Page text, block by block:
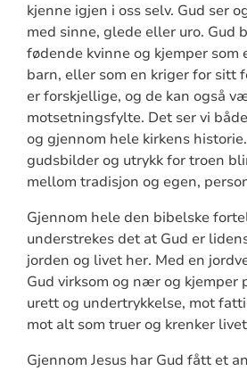
kjenne igjen i oss selv. Gud ser
med sinne, glede eller uro. Gud
fødende kvinne og kjemper som
barn, eller som en kriger for sitt
er forskjellige, og de kan også
motsetningsfylte. Det ser vi
og gjennom hele kirkens
gudsbilder og utrykk for troen
mellom tradisjon og egen,
Gjennom hele den bibelske
understrekes det at Gud er
jorden og livet her. Med en
Gud virksom og nær og kjemper
urett og undertrykkelse, mot
mot alt som truer og krenker
Gjennom Jesus har Gud fått et